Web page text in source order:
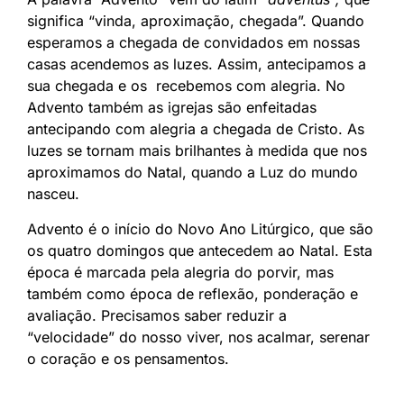
significa “vinda, aproximação, chegada”. Quando
esperamos a chegada de convidados em nossas
casas acendemos as luzes. Assim, antecipamos a
sua chegada e os recebemos com alegria. No
Advento também as igrejas são enfeitadas
antecipando com alegria a chegada de Cristo. As
luzes se tornam mais brilhantes à medida que nos
aproximamos do Natal, quando a Luz do mundo
nasceu.
Advento é o início do Novo Ano Litúrgico, que são
os quatro domingos que antecedem ao Natal. Esta
época é marcada pela alegria do porvir, mas
também como época de reflexão, ponderação e
avaliação. Precisamos saber reduzir a
“velocidade” do nosso viver, nos acalmar, serenar
o coração e os pensamentos.